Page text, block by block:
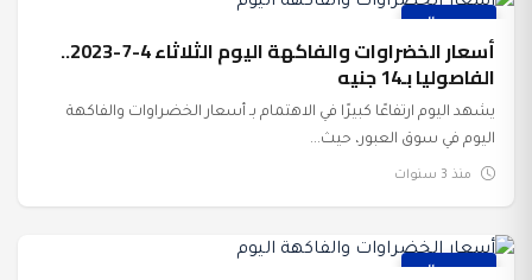
عرب وعالم
أسعار الخضراوات والفاكهة اليوم الثلاثاء 4-7-2023..
الفاصوليا بـ14 جنيه
يشهد اليوم ارتفاعًا كبيرًا في الاهتمام بـ أسعار الخضراوات والفاكهة
اليوم في سوق العبور، حيث...
منذ 3 سنوات
عرب وعالم